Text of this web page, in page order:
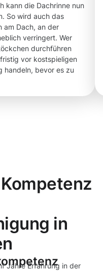
kann die Dachrinne nun
So wird auch das
am Dach, an der
verringert. Wer
durchführen
vor kostspieligen
handeln, bevor es zu
in
Jahre Erfahrung in der